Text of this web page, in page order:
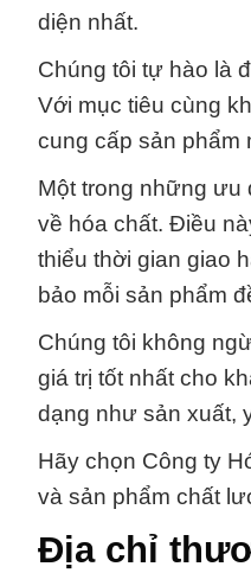
diện nhất.
Chúng tôi tự hào là
Với mục tiêu cùng
cung cấp sản phẩm
Một trong những ưu
về hóa chất. Điều
thiểu thời gian giao
bảo mỗi sản phẩm
Chúng tôi không
giá trị tốt nhất cho
dạng như sản xuất,
Hãy chọn Công ty
và sản phẩm chất
Địa chỉ